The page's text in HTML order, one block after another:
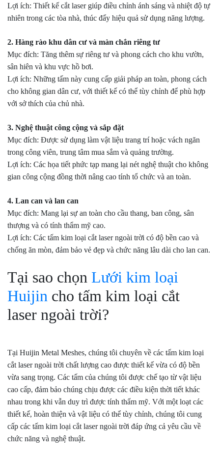
Lợi ích: Thiết kế cắt laser giúp điều chỉnh ánh sáng và nhiệt độ tự
nhiên trong các tòa nhà, thúc đẩy hiệu quả sử dụng năng lượng.
2. Hàng rào khu dân cư và màn chắn riêng tư
Mục đích: Tăng thêm sự riêng tư và phong cách cho khu vườn,
sân hiên và khu vực hồ bơi.
Lợi ích: Những tấm này cung cấp giải pháp an toàn, phong cách
cho không gian dân cư, với thiết kế có thể tùy chỉnh để phù hợp
với sở thích của chủ nhà.
3. Nghệ thuật công cộng và sắp đặt
Mục đích: Được sử dụng làm vật liệu trang trí hoặc vách ngăn
trong công viên, trung tâm mua sắm và quảng trường.
Lợi ích: Các họa tiết phức tạp mang lại nét nghệ thuật cho không
gian công cộng đồng thời nâng cao tính tổ chức và an toàn.
4. Lan can và lan can
Mục đích: Mang lại sự an toàn cho cầu thang, ban công, sân
thượng và có tính thẩm mỹ cao.
Lợi ích: Các tấm kim loại cắt laser ngoài trời có độ bền cao và
chống ăn mòn, đảm bảo vẻ đẹp và chức năng lâu dài cho lan can.
Tại sao chọn Lưới kim loại
Huijin cho tấm kim loại cắt
laser ngoài trời?
Tại Huijin Metal Meshes, chúng tôi chuyên về các tấm kim loại
cắt laser ngoài trời chất lượng cao được thiết kế vừa có độ bền
vừa sang trọng. Các tấm của chúng tôi được chế tạo từ vật liệu
cao cấp, đảm bảo chúng chịu được các điều kiện thời tiết khác
nhau trong khi vẫn duy trì được tính thẩm mỹ. Với một loạt các
thiết kế, hoàn thiện và vật liệu có thể tùy chỉnh, chúng tôi cung
cấp các tấm kim loại cắt laser ngoài trời đáp ứng cả yêu cầu về
chức năng và nghệ thuật.